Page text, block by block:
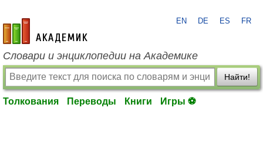
academic.ru
EN DE ES FR
Словари и энциклопедии на Академике
Найти!
Толкования Переводы Книги Игры ⚽